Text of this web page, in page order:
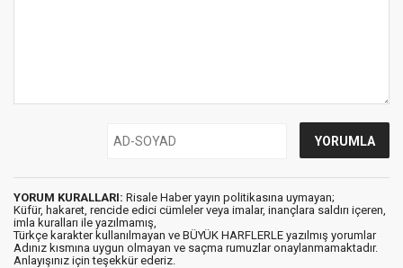
YORUM KURALLARI: Risale Haber yayın politikasına uymayan;
Küfür, hakaret, rencide edici cümleler veya imalar, inançlara saldırı içeren,
imla kuralları ile yazılmamış,
Türkçe karakter kullanılmayan ve BÜYÜK HARFLERLE yazılmış yorumlar
Adınız kısmına uygun olmayan ve saçma rumuzlar onaylanmamaktadır.
Anlayışınız için teşekkür ederiz.